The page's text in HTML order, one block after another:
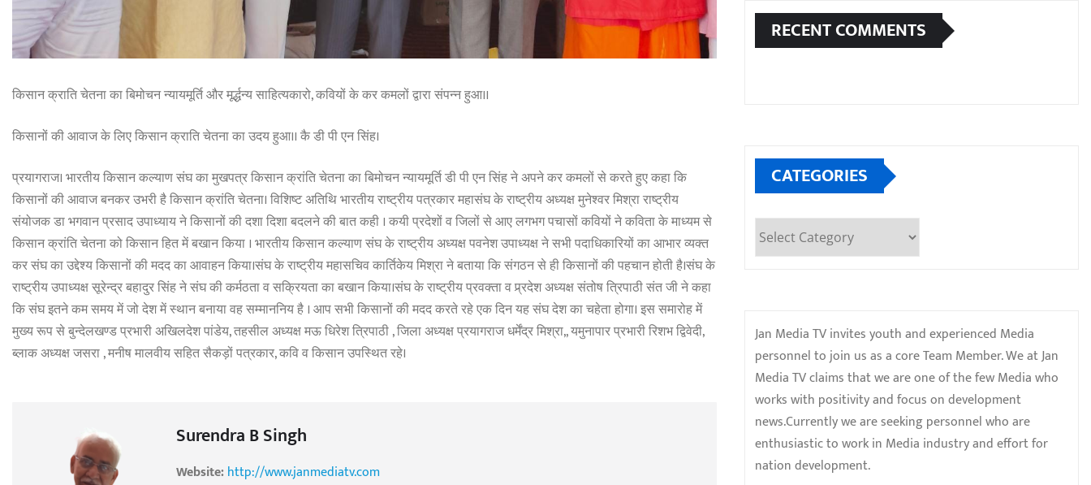
किसान क्राति चेतना का बिमोचन न्यायमूर्ति और मूर्द्धन्य साहित्यकारो, कवियों के कर कमलों द्वारा संपन्न हुआ।।
किसानों की आवाज के लिए किसान क्राति चेतना का उदय हुआ।। कै डी पी एन सिंह।
प्रयागराज। भारतीय किसान कल्याण संघ का मुखपत्र किसान क्रांति चेतना का बिमोचन न्यायमूर्ति डी पी एन सिंह ने अपने कर कमलों से करते हुए कहा कि
किसानों की आवाज बनकर उभरी है किसान क्रांति चेतना। विशिष्ट अतिथि भारतीय राष्ट्रीय पत्रकार महासंघ के राष्ट्रीय अध्यक्ष मुनेश्वर मिश्रा राष्ट्रीय
संयोजक डा भगवान प्रसाद उपाध्याय ने किसानों की दशा दिशा बदलने की बात कही । कयी प्रदेशों व जिलों से आए लगभग पचासों कवियों ने कविता के माध्यम से
किसान क्रांति चेतना को किसान हित में बखान किया । भारतीय किसान कल्याण संघ के राष्ट्रीय अध्यक्ष पवनेश उपाध्यक्ष ने सभी पदाधिकारियों का आभार व्यक्त
कर संघ का उद्देश्य किसानों की मदद का आवाहन किया।संघ के राष्ट्रीय महासचिव कार्तिकेय मिश्रा ने बताया कि संगठन से ही किसानों की पहचान होती है।संघ के
राष्ट्रीय उपाध्यक्ष सूरेन्द्र बहादुर सिंह ने संघ की कर्मठता व सक्रियता का बखान किया।संघ के राष्ट्रीय प्रवक्ता व प्र्रदेश अध्यक्ष संतोष त्रिपाठी संत जी ने कहा
कि संघ इतने कम समय में जो देश में स्थान बनाया वह सम्माननिय है । आप सभी किसानों की मदद करते रहे एक दिन यह संघ देश का चहेता होगा। इस समारोह में
मुख्य रूप से बुन्देलखण्ड प्रभारी अखिलदेश पांडेय, तहसील अध्यक्ष मऊ धिरेश त्रिपाठी , जिला अध्यक्ष प्रयागराज धर्मेंद्र मिश्रा,, यमुनापार प्रभारी रिशभ द्विवेदी,
ब्लाक अध्यक्ष जसरा , मनीष मालवीय सहित सैकड़ों पत्रकार, कवि व किसान उपस्थित रहे।
Surendra B Singh
Website:http://www.janmediatv.com
RECENT COMMENTS
CATEGORIES
Categories
Jan Media TV invites youth and experienced Media
personnel to join us as a core Team Member. We at Jan
Media TV claims that we are one of the few Media who
works with positivity and focus on development
news.Currently we are seeking personnel who are
enthusiastic to work in Media industry and effort for
nation development.